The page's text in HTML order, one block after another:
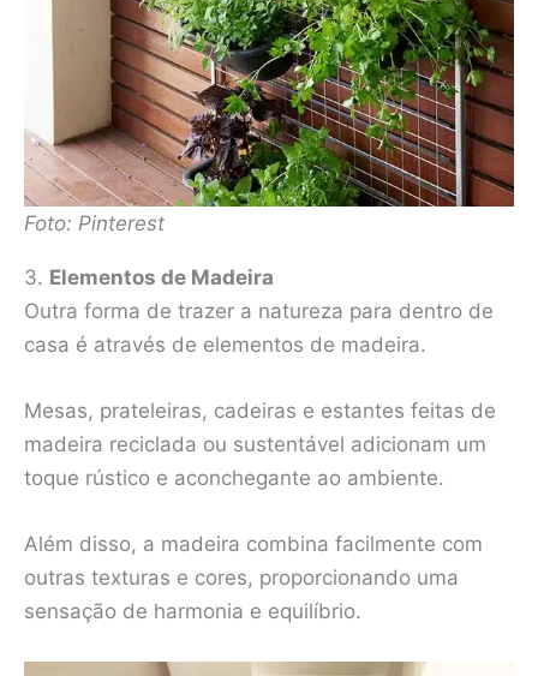
Foto: Pinterest
3. Elementos de Madeira
Outra forma de trazer a natureza para dentro de
casa é através de elementos de madeira.
Mesas, prateleiras, cadeiras e estantes feitas de
madeira reciclada ou sustentável adicionam um
toque rústico e aconchegante ao ambiente.
Além disso, a madeira combina facilmente com
outras texturas e cores, proporcionando uma
sensação de harmonia e equilíbrio.